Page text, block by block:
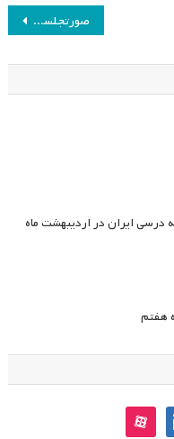
صورتجلسه مرداد ماه هیئت مدیره
درسی ایران در اردیبهشت ماه
aparat